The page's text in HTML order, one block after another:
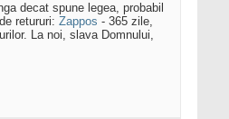
decat spune legea, probabil
retururi: Zappos - 365 zile,
La noi, slava Domnului,